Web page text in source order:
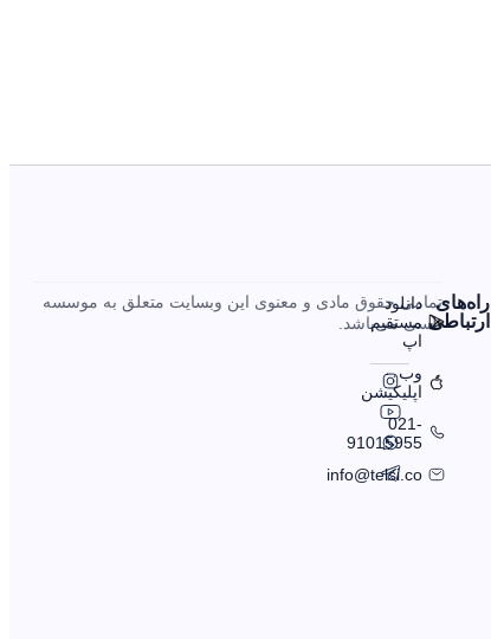
را‌ه‌های
ارتباطی
دانلود
مستقیم
اپ
وب
اپلیکیشن
021-
91015955
info@telsi.co
تمامی حقوق مادی و معنوی این وبسایت متعلق به موسسه
تلسی می‌باشد.